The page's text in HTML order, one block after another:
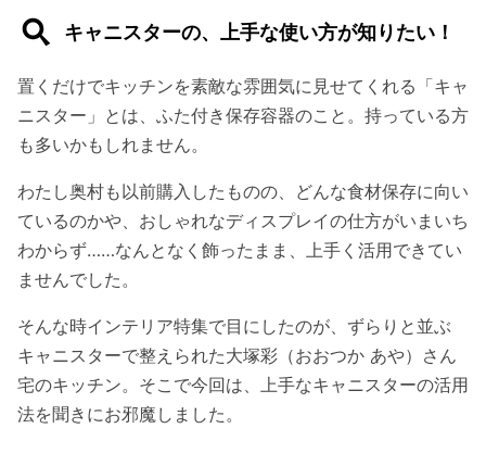
キャニスターの、上手な使い方が知りたい！
置くだけでキッチンを素敵な雰囲気に見せてくれる「キャ
ニスター」とは、ふた付き保存容器のこと。持っている方
も多いかもしれません。
わたし奥村も以前購入したものの、どんな食材保存に向い
ているのかや、おしゃれなディスプレイの仕方がいまいち
わからず……なんとなく飾ったまま、上手く活用できてい
ませんでした。
そんな時インテリア特集で目にしたのが、ずらりと並ぶ
キャニスターで整えられた大塚彩（おおつか あや）さん
宅のキッチン。そこで今回は、上手なキャニスターの活用
法を聞きにお邪魔しました。